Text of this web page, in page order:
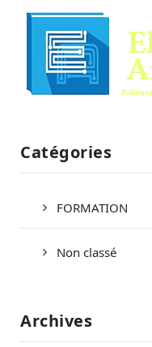
Catégories
FORMATION
Non classé
Archives